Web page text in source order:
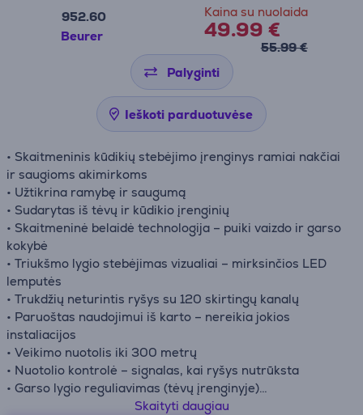
952.60
Beurer
Kaina su nuolaida
49.99 €
55.99 €
Palyginti
Ieškoti parduotuvėse
• Skaitmeninis kūdikių stebėjimo įrenginys ramiai nakčiai
ir saugioms akimirkoms
• Užtikrina ramybę ir saugumą
• Sudarytas iš tėvų ir kūdikio įrenginių
• Skaitmeninė belaidė technologija – puiki vaizdo ir garso
kokybė
• Triukšmo lygio stebėjimas vizualiai – mirksinčios LED
lemputės
• Trukdžių neturintis ryšys su 120 skirtingų kanalų
• Paruoštas naudojimui iš karto – nereikia jokios
instaliacijos
• Veikimo nuotolis iki 300 metrų
• Nuotolio kontrolė – signalas, kai ryšys nutrūksta
• Garso lygio reguliavimas (tėvų įrenginyje)
• Įspėjimas apie baterijos keitimą
Skaityti daugiau